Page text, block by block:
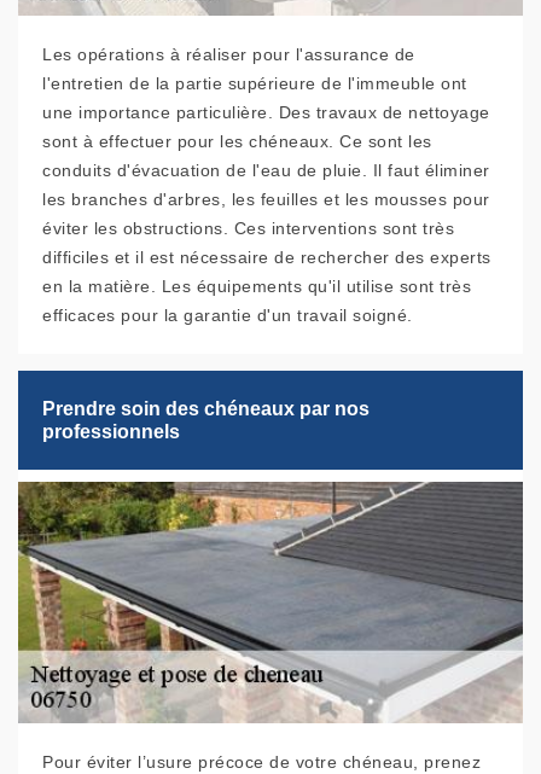
Les opérations à réaliser pour l'assurance de
l'entretien de la partie supérieure de l'immeuble ont
une importance particulière. Des travaux de nettoyage
sont à effectuer pour les chéneaux. Ce sont les
conduits d'évacuation de l'eau de pluie. Il faut éliminer
les branches d'arbres, les feuilles et les mousses pour
éviter les obstructions. Ces interventions sont très
difficiles et il est nécessaire de rechercher des experts
en la matière. Les équipements qu'il utilise sont très
efficaces pour la garantie d'un travail soigné.
Prendre soin des chéneaux par nos
professionnels
Pour éviter l’usure précoce de votre chéneau, prenez